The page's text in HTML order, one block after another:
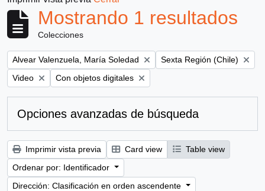
Mostrando 1 resultados
Colecciones
Remove filter:
Alvear Valenzuela, María Soledad Remove filter:
Sexta Región (Chile)
Remove filter:
Video Remove filter:
Con objetos digitales
Opciones avanzadas de búsqueda
Imprimir vista previa Card view
Table view
Ordenar por: Identificador
Dirección: Clasificación en orden ascendente